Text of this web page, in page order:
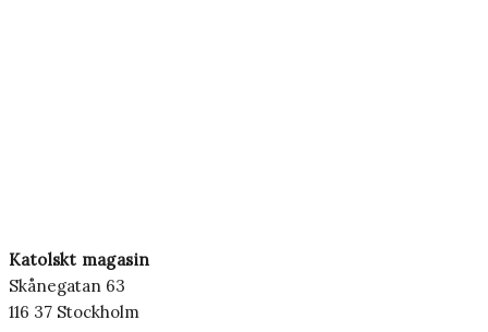
Katolskt magasin
Skånegatan 63
116 37 Stockholm